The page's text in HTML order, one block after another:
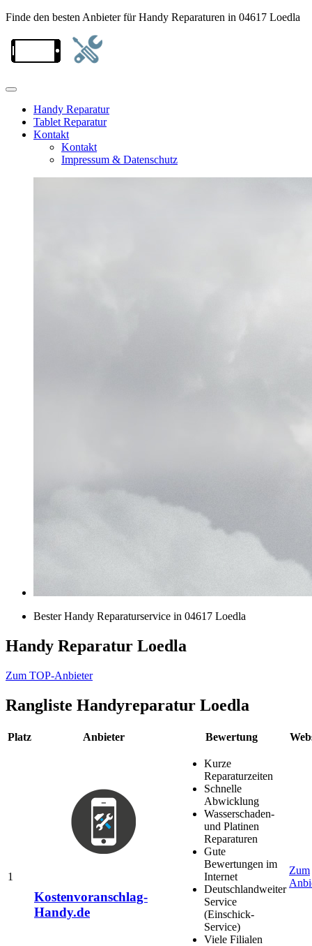
Finde den besten Anbieter für Handy Reparaturen in 04617 Loedla
Handy Reparatur
Tablet Reparatur
Kontakt
Kontakt
Impressum & Datenschutz
Bester Handy Reparaturservice in 04617 Loedla
Handy Reparatur Loedla
Zum TOP-Anbieter
Rangliste Handyreparatur Loedla
Platz Anbieter Bewertung
1
Kostenvoranschlag-
Handy.de
Kurze
Reparaturzeiten
Schnelle
Abwicklung
Wasserschaden-
und Platinen
Reparaturen
Gute
Bewertungen im
Internet
Deutschlandweiter
Service
(Einschick-
Service)
Viele Filialen
Zum